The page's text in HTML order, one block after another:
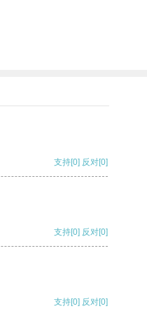
支持[0] 反对[0]
支持[0] 反对[0]
支持[0] 反对[0]